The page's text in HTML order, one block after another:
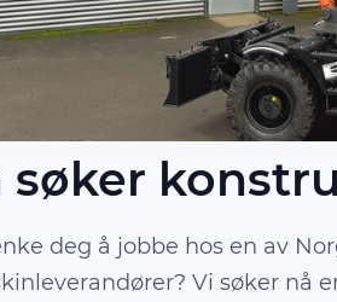
søker
deg å jobbe hos en av
Vi søker nå